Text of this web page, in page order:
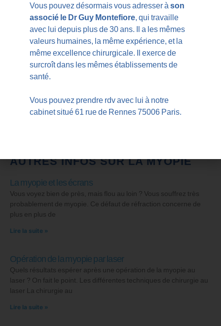
mutuelles proposent un remboursement de l’opération de
la myopie mais ne prennent pas en charge la chirurgie de
la presbytie. Renseignez-vous au préalable, notamment si
vous avez plus de 40 ans et que ce type de chirurgie
pourrait être indiqué.
Les médicaments post-opératoires (collyre anesthésiant,
N’hésitez pas à comparer les offres des différentes
mutuelles pour bénéficier d’un meilleur remboursement
AUTRES INFOS SUR LA MYOPIE
La myopie et les écrans
Vous voyez bien de près, mais flou au loin ? Vous souffrez très
probablement de myopie. Ce défaut de réfraction concerne de
plus en plus de
Lire la suite »
Opération de la myopie par laser
Quels résultats espérer après une opération de la myopie au
laser ? On fait le point. Les différentes techniques de chirurgie au
laser La chirurgie au
Lire la suite »
Vous pouvez désormais vous adresser à son
associé le Dr Guy Montefiore, qui travaille
avec lui depuis plus de 30 ans. Il a les mêmes
valeurs humaines, la même expérience, et la
même excellence chirurgicale. Il exerce de
surcroît dans les mêmes établissements de
santé.
Vous pouvez prendre rdv avec lui à notre
cabinet situé 61 rue de Rennes 75006 Paris.